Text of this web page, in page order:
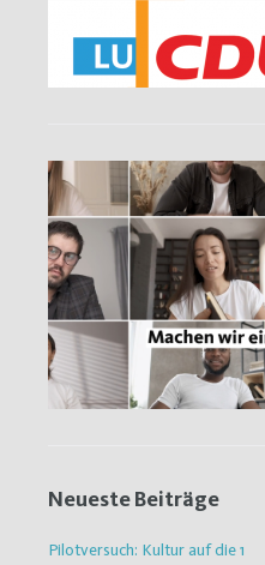
Neueste Beiträge
Pilotversuch: Kultur auf die 1